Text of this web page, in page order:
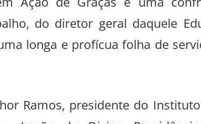
Ação de Graças e uma
do diretor geral daquele
longa e profícua folha de
Ramos, presidente do